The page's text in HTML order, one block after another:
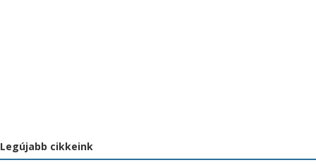
Legújabb cikkeink